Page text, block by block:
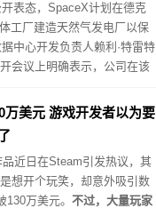
表态，SpaceX计划在德克
工厂建造天然气发电厂以保
中心开发负责人赖利·特雷特
会议上明确表示，公司在该
万美元 游戏开发者以为要
近日在Steam引发热议，其
想开个玩笑，却意外吸引数
万美元。 不过，大量玩家